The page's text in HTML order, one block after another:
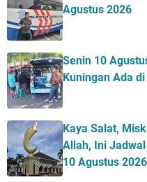
Agustus 2026
Senin 10
Kuningan Ada
Kaya Salat,
Allah, Ini
10 Agustus 2026